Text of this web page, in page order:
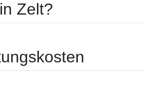
Zelt?